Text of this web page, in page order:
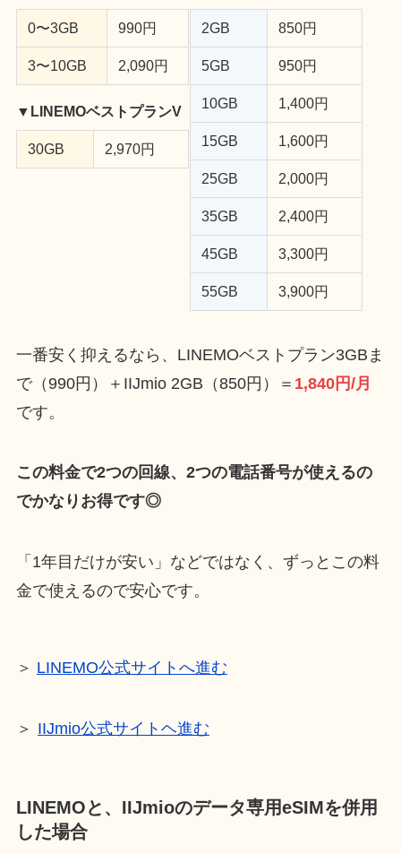
0〜3GB 990円
3〜10GB 2,090円
▼LINEMOベストプランV
30GB 2,970円
2GB 850円
5GB 950円
10GB 1,400円
15GB 1,600円
25GB 2,000円
35GB 2,400円
45GB 3,300円
55GB 3,900円
一番安く抑えるなら、LINEMOベストプラン3GBま
で（990円）＋IIJmio 2GB（850円）＝ 1,840円/月
です。
この料金で2つの回線、2つの電話番号が使えるの
でかなりお得です◎
「1年目だけが安い」などではなく、ずっとこの料
金で使えるので安心です。
＞ LINEMO公式サイトへ進む
＞ IIJmio公式サイトヘ進む
LINEMOと、IIJmioのデータ専用eSIMを併用
した場合